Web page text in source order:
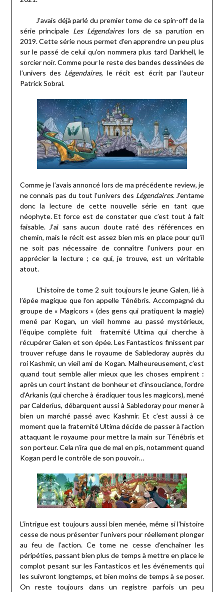
J’avais déjà parlé du premier tome de ce spin-off de la
série principale Les Légendaireslors de sa parution en
2019. Cette série nous permet d’en apprendre un peu plus
sur le passé de celui qu’on nommera plus tard Darkhell, le
sorcier noir. Comme pour le reste des bandes dessinées de
l’univers des Légendaires, le récit est écrit par l’auteur
Patrick Sobral.
Comme je l’avais annoncé lors de ma précédente review, je
ne connais pas du tout l’univers des Légendaires. J’entame
donc la lecture de cette nouvelle série en tant que
néophyte. Et force est de constater que c’est tout à fait
faisable. J’ai sans aucun doute raté des références en
chemin, mais le récit est assez bien mis en place pour qu’il
ne soit pas nécessaire de connaître l’univers pour en
apprécier la lecture ; ce qui, je trouve, est un véritable
atout.
L’histoire de tome 2 suit toujours le jeune Galen, lié à
l’épée magique que l’on appelle Ténébris. Accompagné du
groupe de « Magicors » (des gens qui pratiquent la magie)
mené par Kogan, un vieil homme au passé mystérieux,
l’équipe complète fuit fraternité Ultima qui cherche à
récupérer Galen et son épée. Les Fantasticos finissent par
trouver refuge dans le royaume de Sabledoray auprès du
roi Kashmir, un vieil ami de Kogan. Malheureusement, c’est
quand tout semble aller mieux que les choses empirent :
après un court instant de bonheur et d’insouciance, l’ordre
d’Arkanis (qui cherche à éradiquer tous les magicors), mené
par Calderius, débarquent aussi à Sabledoray pour mener à
bien un marché passé avec Kashmir. Et c’est aussi à ce
moment que la fraternité Ultima décide de passer à l’action
attaquant le royaume pour mettre la main sur Ténébris et
son porteur. Cela n’ira que de mal en pis, notamment quand
Kogan perd le contrôle de son pouvoir…
L’intrigue est toujours aussi bien menée, même si l’histoire
cesse de nous présenter l’univers pour réellement plonger
au feu de l’action. Ce tome ne cesse d’enchaîner les
péripéties, passant bien plus de temps à mettre en place le
complot pesant sur les Fantasticos et les événements qui
les suivront longtemps, et bien moins de temps à se poser.
On reste toujours dans un registre parfois un peu